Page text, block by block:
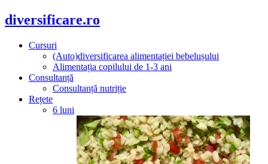
diversificare.ro
Cursuri
(Auto)diversificarea alimentației bebelușului
Alimentația copilului de 1-3 ani
Consultanță
Consultanță nutriție
Rețete
6 luni